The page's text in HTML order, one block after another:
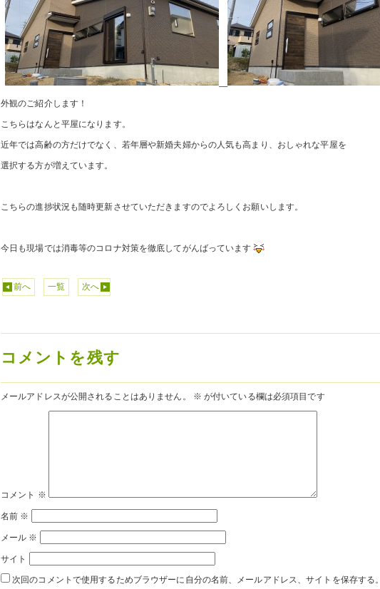
外観のご紹介します！
こちらはなんと平屋になります。
近年では高齢の方だけでなく、若年層や新婚夫婦からの人気も高まり、おしゃれな平屋を
選択する方が増えています。
こちらの進捗状況も随時更新させていただきますのでよろしくお願いします。
今日も現場では消毒等のコロナ対策を徹底してがんばっています
前へ 一覧 次へ
コメントを残す
メールアドレスが公開されることはありません。 ※ が付いている欄は必須項目です
コメント ※
名前 ※
メール ※
サイト
次回のコメントで使用するためブラウザーに自分の名前、メールアドレス、サイトを保存する。